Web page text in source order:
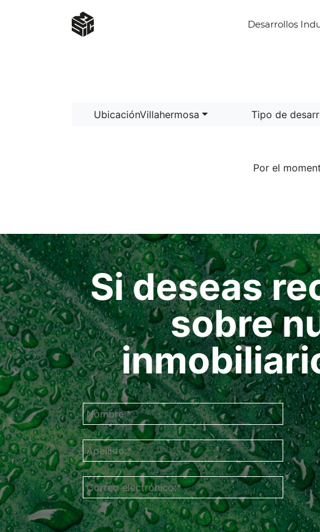
Desarrollos
UbicaciónVillahermosa Tipo de
Por el
Si deseas
sobre